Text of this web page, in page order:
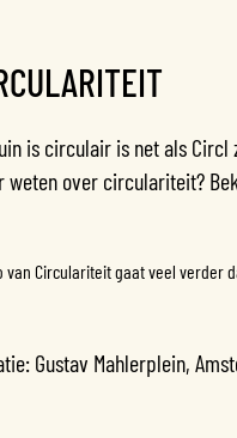
is circulair is net als Circl
weten over circulariteit?
van Circulariteit gaat veel verder
Gustav Mahlerplein,